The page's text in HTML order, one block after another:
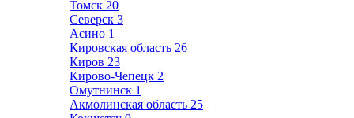
Томск 20
Северск 3
Асино 1
Кировская область 26
Киров 23
Кирово-Чепецк 2
Омутнинск 1
Акмолинская область 25